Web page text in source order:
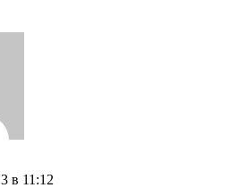
в 11:12